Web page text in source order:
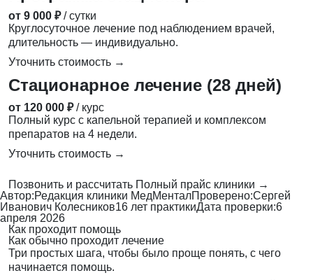
от 9 000 ₽ / сутки
Круглосуточное лечение под наблюдением врачей,
длительность — индивидуально.
Уточнить стоимость →
Стационарное лечение (28 дней)
от 120 000 ₽ / курс
Полный курс с капельной терапией и комплексом
препаратов на 4 недели.
Уточнить стоимость →
Позвонить и рассчитать Полный прайс клиники →
Автор:Редакция клиники МедМенталПроверено:Сергей
Иванович Колесников16 лет практикиДата проверки:6
апреля 2026
Как проходит помощь
Как обычно проходит лечение
Три простых шага, чтобы было проще понять, с чего
начинается помощь.